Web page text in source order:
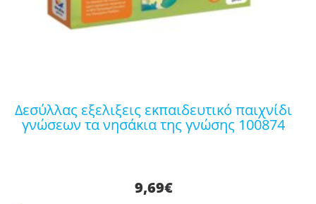
δεσύλλας εξελιξεις εκπαιδευτικό παιχνίδι
γνώσεων τα νησάκια της γνώσης 100874
9,69€